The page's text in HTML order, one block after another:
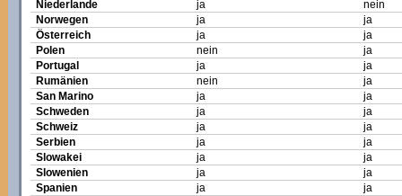
Niederlande
ja
nein
Norwegen
ja
ja
Österreich
ja
ja
Polen
nein
ja
Portugal
ja
ja
Rumänien
nein
ja
San Marino
ja
ja
Schweden
ja
ja
Schweiz
ja
ja
Serbien
ja
ja
Slowakei
ja
ja
Slowenien
ja
ja
Spanien
ja
ja